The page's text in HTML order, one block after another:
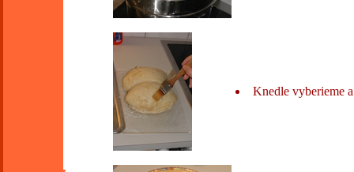
Knedle vyberieme